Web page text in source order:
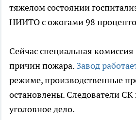
тяжелом состоянии
НИИТО с ожогами 98
Сейчас специальная комиссия
причин пожара. Завод
режиме, производственные
остановлены. Следователи СК
уголовное дело.